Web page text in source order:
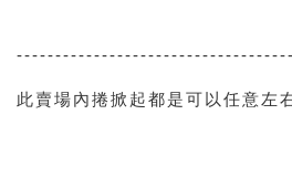
此賣場內捲掀起都是可以任意左